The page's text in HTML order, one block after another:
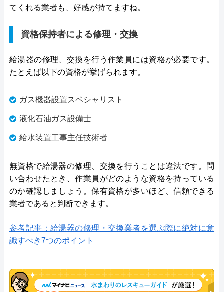
てくれる業者も、好感が持てますね。
資格保持者による修理・交換
給湯器の修理、交換を行う作業員には資格が必要です。
たとえば以下の資格が挙げられます。
ガス機器設置スペシャリスト
液化石油ガス設備士
給水装置工事主任技術者
無資格で給湯器の修理、交換を行うことは違法です。問
い合わせたとき、作業員がどのような資格を持っている
のか確認しましょう。保有資格が多いほど、信頼できる
業者であると判断できます。
参考記事：給湯器の修理・交換業者を選ぶ際に絶対に意
識すべき7つのポイント